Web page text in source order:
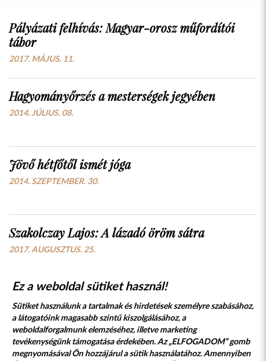
Pályázati felhívás: Magyar-orosz műfordítói
tábor
2017. MÁJUS. 11.
Hagyományőrzés a mesterségek jegyében
2014. JÚLIUS. 08.
Jövő hétfőtől ismét jóga
2014. SZEPTEMBER. 30.
Szakolczay Lajos: A lázadó öröm sátra
2017. AUGUSZTUS. 25.
Ez a weboldal sütiket használ!
Sütiket használunk a tartalmak és hirdetések személyre szabásához,
a látogatóink magasabb szintű kiszolgálásához, a
weboldalforgalmunk elemzéséhez, illetve marketing
tevékenységünk támogatása érdekében. Az „ELFOGADOM” gomb
megnyomásával Ön hozzájárul a sütik használatához. Amennyiben